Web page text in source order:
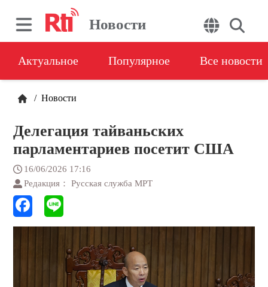
Новости
Актуальное Популярное Все новости
/ Новости
Делегация тайваньских
парламентариев посетит США
16/06/2026 17:16
Редакция： Русская служба МРТ